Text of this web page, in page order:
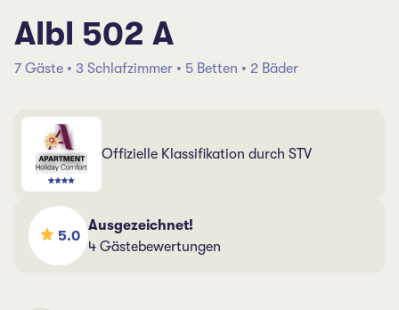
Albl 502 A
7 Gäste • 3 Schlafzimmer • 5 Betten • 2 Bäder
Offizielle Klassifikation durch STV
5.0
Ausgezeichnet!
4 Gästebewertungen